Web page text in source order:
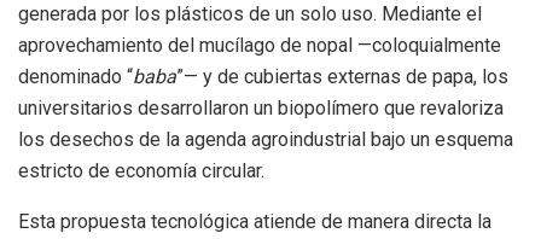
generada por los plásticos de un solo uso. Mediante el
aprovechamiento del mucílago de nopal —coloquialmente
denominado “baba”— y de cubiertas externas de papa, los
universitarios desarrollaron un biopolímero que revaloriza
los desechos de la agenda agroindustrial bajo un esquema
estricto de economía circular.
Esta propuesta tecnológica atiende de manera directa la